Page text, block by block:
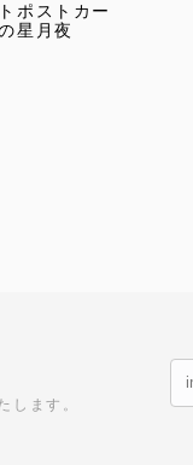
ポストカー
星月夜
します。